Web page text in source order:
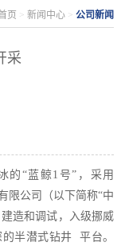
页 >新闻中心 >公司新闻
采
的“蓝鲸1号”，采用
限公司（以下简称“中
造和调试，入级挪威
半潜式钻井 平台。